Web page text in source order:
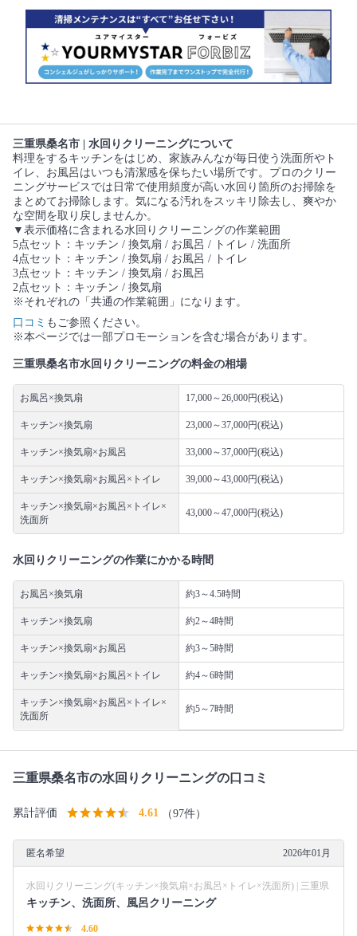
三重県桑名市 | 水回りクリーニングについて
料理をするキッチンをはじめ、家族みんなが毎日使う洗面所やト
イレ、お風呂はいつも清潔感を保ちたい場所です。プロのクリー
ニングサービスでは日常で使用頻度が高い水回り箇所のお掃除を
まとめてお掃除します。気になる汚れをスッキリ除去し、爽やか
な空間を取り戻しませんか。
▼表示価格に含まれる水回りクリーニングの作業範囲
5点セット：キッチン / 換気扇 / お風呂 / トイレ / 洗面所
4点セット：キッチン / 換気扇 / お風呂 / トイレ
3点セット：キッチン / 換気扇 / お風呂
2点セット：キッチン / 換気扇
※それぞれの「共通の作業範囲」になります。
口コミ もご参照ください。
※本ページでは一部プロモーションを含む場合があります。
三重県桑名市水回りクリーニングの料金の相場
お風呂×換気扇 17,000～26,000円(税込)
キッチン×換気扇 23,000～37,000円(税込)
キッチン×換気扇×お風呂 33,000～37,000円(税込)
キッチン×換気扇×お風呂×トイレ 39,000～43,000円(税込)
キッチン×換気扇×お風呂×トイレ×
洗面所
43,000～47,000円(税込)
水回りクリーニングの作業にかかる時間
お風呂×換気扇 約3～4.5時間
キッチン×換気扇 約2～4時間
キッチン×換気扇×お風呂 約3～5時間
キッチン×換気扇×お風呂×トイレ 約4～6時間
キッチン×換気扇×お風呂×トイレ×
洗面所
約5～7時間
三重県桑名市の水回りクリーニングの口コミ
累計評価 4.61 （97件）
匿名希望 2026年01月
水回りクリーニング(キッチン×換気扇×お風呂×トイレ×洗面所) | 三重県
キッチン、洗面所、風呂クリーニング
4.60